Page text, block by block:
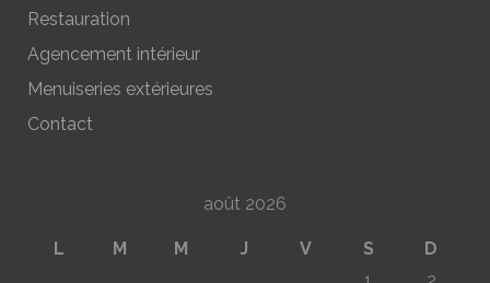
Restauration
Agencement intérieur
Menuiseries extérieures
Contact
août 2026
L M M J V S
D